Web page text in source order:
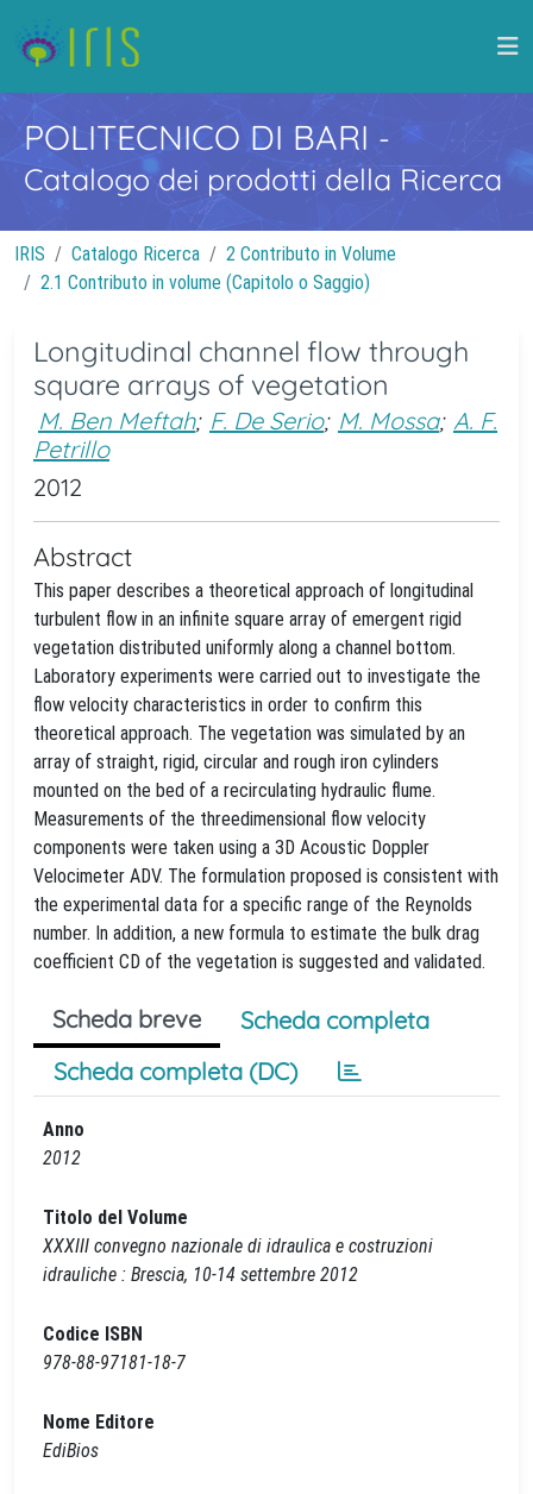
POLITECNICO DI BARI -
Catalogo dei prodotti della Ricerca
IRIS Catalogo Ricerca
2 Contributo in Volume
2.1 Contributo in volume (Capitolo o Saggio)
Longitudinal channel flow through
square arrays of vegetation
M. Ben Meftah; F. De Serio; M. Mossa; A. F.
Petrillo
2012
Abstract
This paper describes a theoretical approach of longitudinal
turbulent flow in an infinite square array of emergent rigid
vegetation distributed uniformly along a channel bottom.
Laboratory experiments were carried out to investigate the
flow velocity characteristics in order to confirm this
theoretical approach. The vegetation was simulated by an
array of straight, rigid, circular and rough iron cylinders
mounted on the bed of a recirculating hydraulic flume.
Measurements of the threedimensional flow velocity
components were taken using a 3D Acoustic Doppler
Velocimeter ADV. The formulation proposed is consistent with
the experimental data for a specific range of the Reynolds
number. In addition, a new formula to estimate the bulk drag
coefficient CD of the vegetation is suggested and validated.
Scheda breve
Scheda completa
Scheda completa (DC)
Anno
2012
Titolo del Volume
XXXIII convegno nazionale di idraulica e costruzioni
idrauliche : Brescia, 10-14 settembre 2012
Codice ISBN
978-88-97181-18-7
Nome Editore
EdiBios